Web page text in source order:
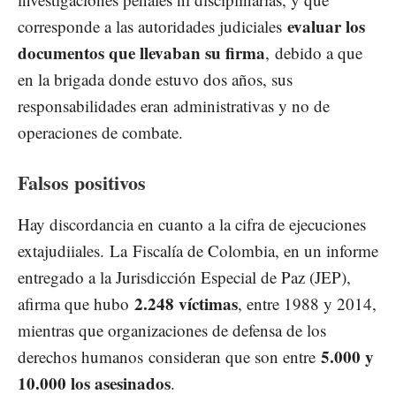
corresponde a las autoridades judiciales evaluar los
documentos que llevaban su firma, debido a que
en la brigada donde estuvo dos años, sus
responsabilidades eran administrativas y no de
operaciones de combate.
Falsos positivos
Hay discordancia en cuanto a la cifra de ejecuciones
extajudiiales. La Fiscalía de Colombia, en un informe
entregado a la Jurisdicción Especial de Paz (JEP),
afirma que hubo 2.248 víctimas, entre 1988 y 2014,
mientras que organizaciones de defensa de los
derechos humanos consideran que son entre 5.000 y
10.000 los asesinados.